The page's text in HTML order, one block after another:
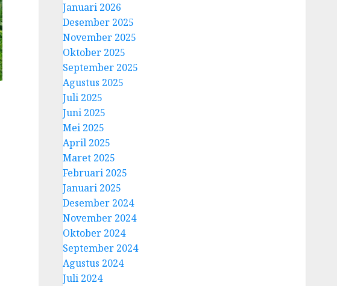
Januari 2026
Desember 2025
November 2025
Oktober 2025
September 2025
Agustus 2025
Juli 2025
Juni 2025
Mei 2025
April 2025
Maret 2025
Februari 2025
Januari 2025
Desember 2024
November 2024
Oktober 2024
September 2024
Agustus 2024
Juli 2024